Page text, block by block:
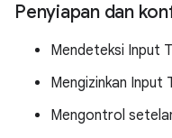
Penyiapan dan
Mendeteksi Input
Mengizinkan Input
Mengontrol